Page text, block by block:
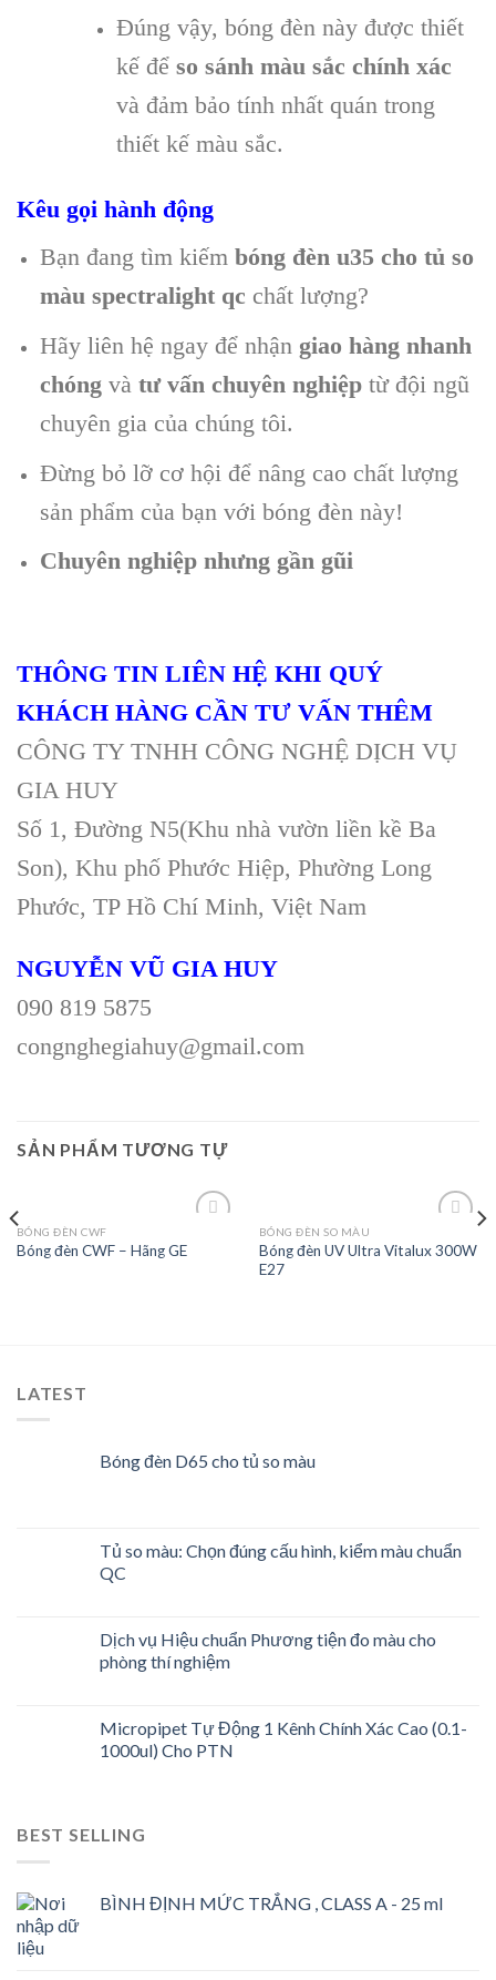
Đúng vậy, bóng đèn này được thiết
kế để so sánh màu sắc chính xác
và đảm bảo tính nhất quán trong
thiết kế màu sắc.
Kêu gọi hành động
Bạn đang tìm kiếm bóng đèn u35 cho tủ so
màu spectralight qc chất lượng?
Hãy liên hệ ngay để nhận giao hàng nhanh
chóngvà tư vấn chuyên nghiệptừ đội ngũ
chuyên gia của chúng tôi.
Đừng bỏ lỡ cơ hội để nâng cao chất lượng
sản phẩm của bạn với bóng đèn này!
Chuyên nghiệp nhưng gần gũi
THÔNG TIN LIÊN HỆ KHI QUÝ
KHÁCH HÀNG CẦN TƯ VẤN THÊM
CÔNG TY TNHH CÔNG NGHỆ DỊCH VỤ
GIA HUY
Số 1, Đường N5(Khu nhà vườn liền kề Ba
Son), Khu phố Phước Hiệp, Phường Long
Phước, TP Hồ Chí Minh, Việt Nam
NGUYỄN VŨ GIA HUY
090 819 5875
congnghegiahuy@gmail.com
SẢN PHẨM TƯƠNG TỰ
BÓNG ĐÈN CWF
Bóng đèn CWF – Hãng GE
BÓNG ĐÈN SO MÀU
Bóng đèn UV Ultra Vitalux 300W
E27
LATEST
Bóng đèn D65 cho tủ so màu
Tủ so màu: Chọn đúng cấu hình, kiểm màu chuẩn
QC
Dịch vụ Hiệu chuẩn Phương tiện đo màu cho
phòng thí nghiệm
Micropipet Tự Động 1 Kênh Chính Xác Cao (0.1-
1000ul) Cho PTN
BEST SELLING
BÌNH ĐỊNH MỨC TRẮNG , CLASS A - 25 ml